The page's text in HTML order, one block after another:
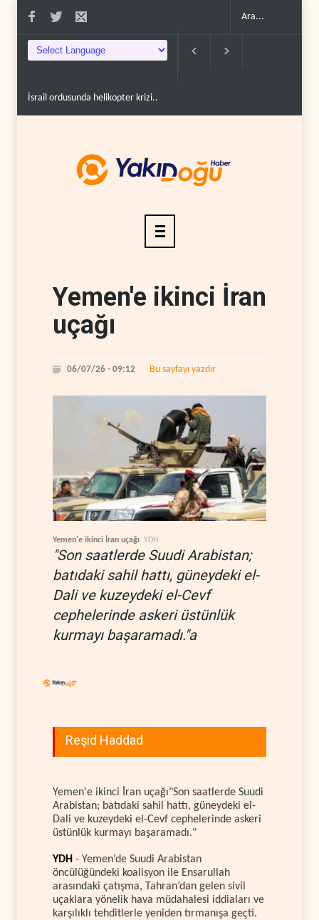
ordusunda helikopter krizi.. UNICEF: Gazze'de ateşkesten bu yana
Yemen'e ikinci İran
uçağı
06/07/26 - 09:12 Bu sayfayı yazdır
Yemen'e ikinci İran uçağı YDH
"Son saatlerde Suudi Arabistan;
batıdaki sahil hattı, güneydeki el-
Dali ve kuzeydeki el-Cevf
cephelerinde askeri üstünlük
kurmayı başaramadı."a
Reşid Haddad
Yemen'e ikinci İran uçağı"Son saatlerde Suudi
Arabistan; batıdaki sahil hattı, güneydeki el-
Dali ve kuzeydeki el-Cevf cephelerinde askeri
üstünlük kurmayı başaramadı."
YDH - Yemen’de Suudi Arabistan
öncülüğündeki koalisyon ile Ensarullah
arasındaki çatışma, Tahran’dan gelen sivil
uçaklara yönelik hava müdahalesi iddiaları ve
karşılıklı tehditlerle yeniden tırmanışa geçti.